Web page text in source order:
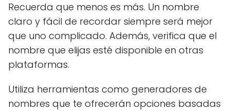
Recuerda que menos es más. Un nombre
claro y fácil de recordar siempre será mejor
que uno complicado. Además, verifica que el
nombre que elijas esté disponible en otras
plataformas.
Utiliza herramientas como generadores de
nombres que te ofrecerán opciones basadas